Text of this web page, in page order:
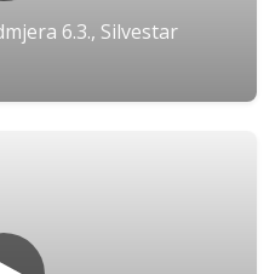
6.3., Silvestar